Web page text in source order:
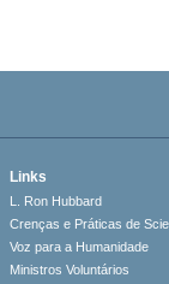
Links
L. Ron Hubbard
Crenças e Práticas de
Voz para a Humanidade
Ministros Voluntários